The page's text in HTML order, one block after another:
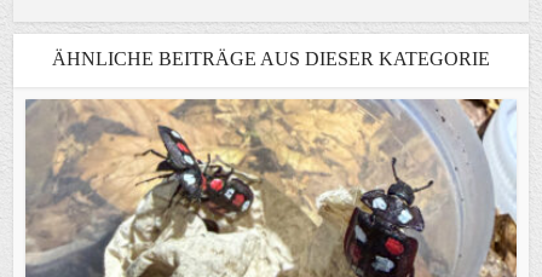
ÄHNLICHE BEITRÄGE AUS DIESER KATEGORIE